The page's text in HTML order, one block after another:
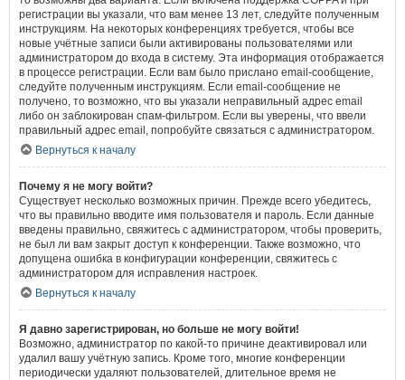
регистрации вы указали, что вам менее 13 лет, следуйте полученным
инструкциям. На некоторых конференциях требуется, чтобы все
новые учётные записи были активированы пользователями или
администратором до входа в систему. Эта информация отображается
в процессе регистрации. Если вам было прислано email-сообщение,
следуйте полученным инструкциям. Если email-сообщение не
получено, то возможно, что вы указали неправильный адрес email
либо он заблокирован спам-фильтром. Если вы уверены, что ввели
правильный адрес email, попробуйте связаться с администратором.
Вернуться к началу
Почему я не могу войти?
Существует несколько возможных причин. Прежде всего убедитесь,
что вы правильно вводите имя пользователя и пароль. Если данные
введены правильно, свяжитесь с администратором, чтобы проверить,
не был ли вам закрыт доступ к конференции. Также возможно, что
допущена ошибка в конфигурации конференции, свяжитесь с
администратором для исправления настроек.
Вернуться к началу
Я давно зарегистрирован, но больше не могу войти!
Возможно, администратор по какой-то причине деактивировал или
удалил вашу учётную запись. Кроме того, многие конференции
периодически удаляют пользователей, длительное время не